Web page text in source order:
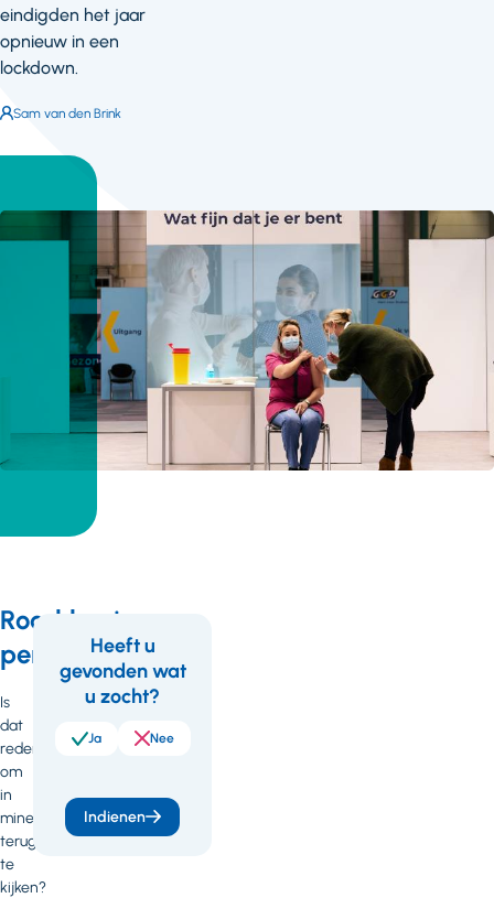
eindigden het jaar
opnieuw in een
lockdown.
Auteur:
Sam van den Brink
Rooskleurig
perspectief
Is
dat
reden
om
in
mineur
terug
te
kijken?
Feedback
Heeft u
gevonden wat
u zocht?
Ja Nee
Indienen